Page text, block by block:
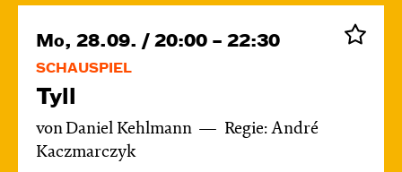
Mo, 28.09. / 20:00 – 22:30
SCHAUSPIEL
Tyll
von Daniel Kehlmann
Regie: André
Kaczmarczyk